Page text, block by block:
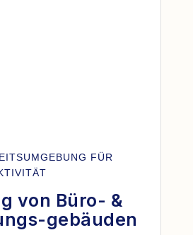
FÜR
von Büro- &
gebäuden